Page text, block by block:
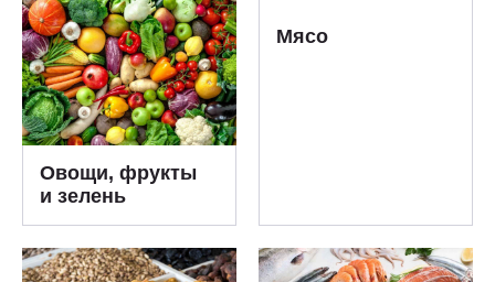
Овощи, фрукты
и зелень
Мясо